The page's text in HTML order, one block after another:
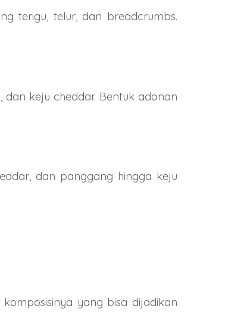
terigu, telur, dan breadcrumbs.
dan keju cheddar. Bentuk adonan
dan panggang hingga keju
yang bisa dijadikan